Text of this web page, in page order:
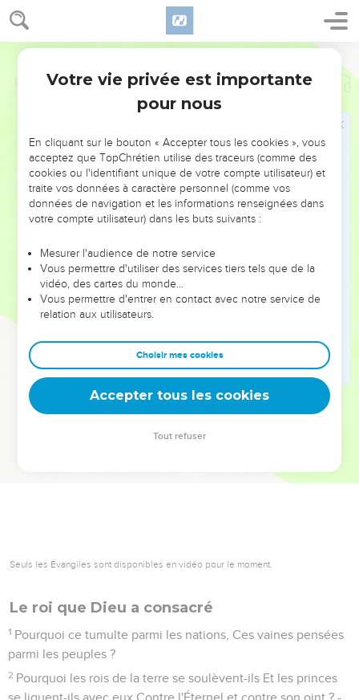
NE MANQUEZ PAS L’ÉVÉNEMENT
DE L’ANNÉE !
ET SI LEURS ERREURS POUVAIENT VOUS ÉVITER LES
VOTRES ?
leur foi ou leur vision. Mais on voit moins les doutes, les erreurs
et les saisons difficiles qu'ils ont traversés, alors même que ce
sont elles qui les ont façonnés.
Dans cette conférence, leaders, entrepreneurs, et responsables
clés pour avancer avec plus de sagesse afin que leurs erreurs
deviennent vos tremplins. Que vous guidiez un ministère, une
équipe, un groupe ou une famille, leur expérience est faite
Psaumes 2
Seuls les Évangiles sont disponibles en vidéo pour le moment.
Le roi que Dieu a consacré
1 Pourquoi ce tumulte parmi les nations, Ces vaines pensées
parmi les peuples ?
2 Pourquoi les rois de la terre se soulèvent-ils Et les princes
se liguent-ils avec eux Contre l'Éternel et contre son oint ? -
Votre vie privée est importante
pour nous
En cliquant sur le bouton « Accepter tous les cookies », vous
acceptez que TopChrétien utilise des traceurs (comme des
cookies ou l'identifiant unique de votre compte utilisateur) et
traite vos données à caractère personnel (comme vos
données de navigation et les informations renseignées dans
votre compte utilisateur) dans les buts suivants :
Mesurer l'audience de notre service
Vous permettre d'utiliser des services tiers tels que de la
vidéo, des cartes du monde…
Vous permettre d'entrer en contact avec notre service de
relation aux utilisateurs.
Choisir mes cookies
Accepter tous les cookies
Tout refuser